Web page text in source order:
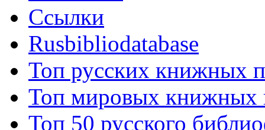
Ссылки
Rusbibliodatabase
Топ русских книжных
Топ мировых книжных
Топ 50 русского